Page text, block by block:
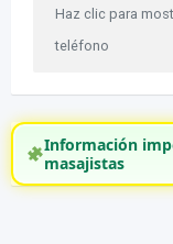
Haz clic para
teléfono
Información
masajistas